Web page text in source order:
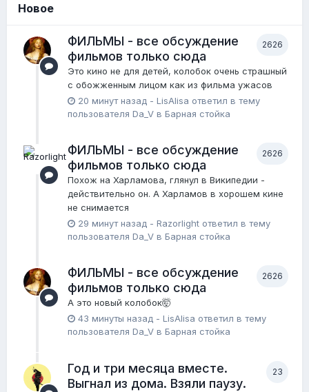
Новое
2626
ФИЛЬМЫ - все обсуждение
фильмов только сюда
Это кино не для детей, колобок очень страшный
с обожженным лицом как из фильма ужасов
20 минут назад - LisAlisa ответил в тему
пользователя Da_V в Барная стойка
2626
ФИЛЬМЫ - все обсуждение
фильмов только сюда
Похож на Харламова, глянул в Википедии -
действительно он. А Харламов в хорошем кине
не снимается
29 минут назад - Razorlight ответил в тему
пользователя Da_V в Барная стойка
2626
ФИЛЬМЫ - все обсуждение
фильмов только сюда
А это новый колобок🤯
43 минуты назад - LisAlisa ответил в тему
пользователя Da_V в Барная стойка
23
Год и три месяца вместе.
Выгнал из дома. Взяли паузу.